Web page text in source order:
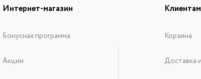
Интернет-магазин
Бонусная программа
Акции
Клиентам
Корзина
Доставка